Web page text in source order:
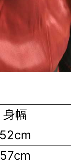
身幅
52cm
57cm